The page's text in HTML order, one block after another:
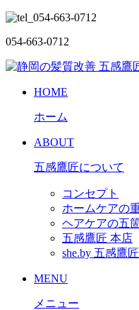
054-663-0712
HOME
ホーム
ABOUT
五感鷹匠について
コンセプト
ホームケアの
ヘアケアの五
五感鷹匠 本店
she.by 五感鷹匠
MENU
メニュー